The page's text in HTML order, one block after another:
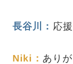
長谷川： 応
Niki： あり